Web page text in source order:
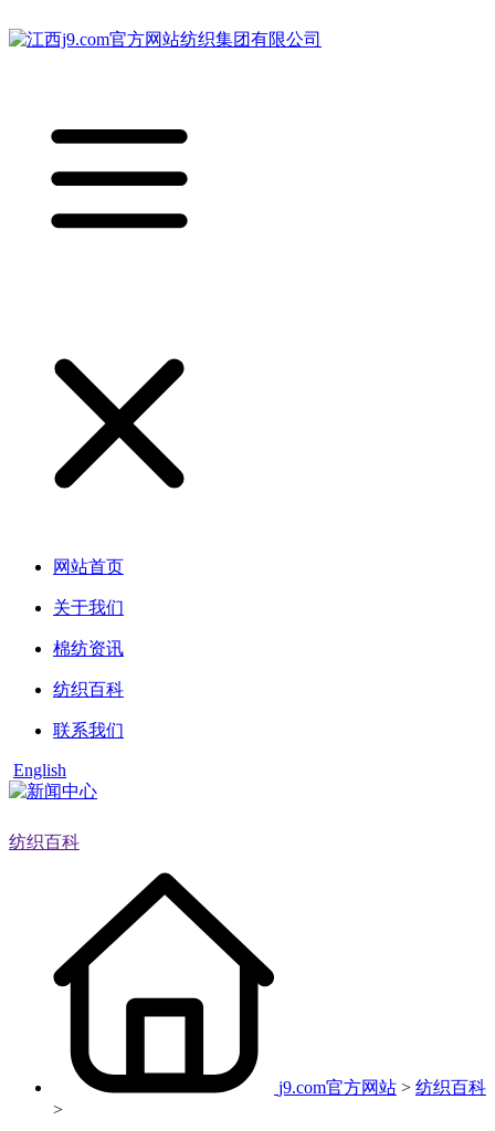
网站首页
关于我们
棉纺资讯
纺织百科
联系我们
English
纺织百科
j9.com官方网站 > 纺织百科
>